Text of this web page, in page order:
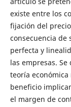
existe entre los
fijación del
consecuencia de
perfecta y
las empresas.
teoría
beneficio
el margen de